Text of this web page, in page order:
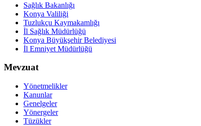
Sağlık Bakanlığı
Konya Valiliği
Tuzlukçu Kaymakamlığı
İl Sağlık Müdürlüğü
Konya Büyükşehir Belediyesi
İl Emniyet Müdürlüğü
Mevzuat
Yönetmelikler
Kanunlar
Genelgeler
Yönergeler
Tüzükler